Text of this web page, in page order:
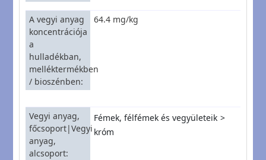
A vegyi anyag
koncentrációja
a
hulladékban,
melléktermékben
/ bioszénben
64.4 mg/kg
Vegyi anyag,
főcsoport|Vegyi
anyag,
alcsoport
Fémek, félfémek és vegyületeik
króm